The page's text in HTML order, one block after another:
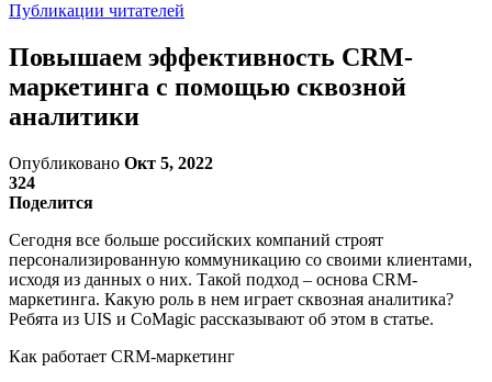
Публикации читателей
Повышаем эффективность CRM-
маркетинга с помощью сквозной
аналитики
Опубликовано Окт 5, 2022
324
Поделится
Сегодня все больше российских компаний строят
персонализированную коммуникацию со своими клиентами,
исходя из данных о них. Такой подход – основа CRM-
маркетинга. Какую роль в нем играет сквозная аналитика?
Ребята из UIS и CoMagic рассказывают об этом в статье.
Как работает CRM-маркетинг